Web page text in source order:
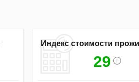
Индекс стоимости
29